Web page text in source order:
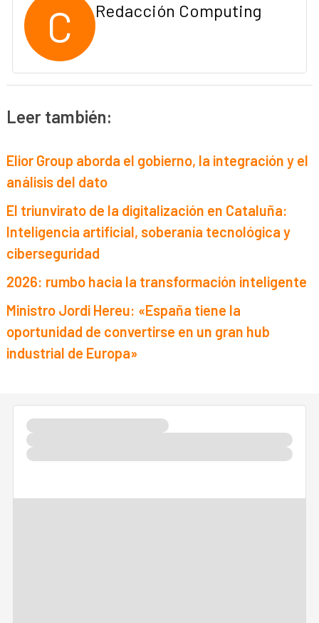
C Redacción Computing
Leer también:
Elior Group aborda el gobierno, la integración y el
análisis del dato
El triunvirato de la digitalización en Cataluña:
Inteligencia artificial, soberanía tecnológica y
ciberseguridad
2026: rumbo hacia la transformación inteligente
Ministro Jordi Hereu: «España tiene la
oportunidad de convertirse en un gran hub
industrial de Europa»